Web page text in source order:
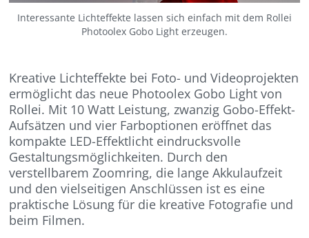
Interessante Lichteffekte lassen sich einfach mit dem Rollei
Photoolex Gobo Light erzeugen.
Kreative Lichteffekte bei Foto- und Videoprojekten
ermöglicht das neue Photoolex Gobo Light von
Rollei. Mit 10 Watt Leistung, zwanzig Gobo-Effekt-
Aufsätzen und vier Farboptionen eröffnet das
kompakte LED-Effektlicht eindrucksvolle
Gestaltungsmöglichkeiten. Durch den
verstellbarem Zoomring, die lange Akkulaufzeit
und den vielseitigen Anschlüssen ist es eine
praktische Lösung für die kreative Fotografie und
beim Filmen.